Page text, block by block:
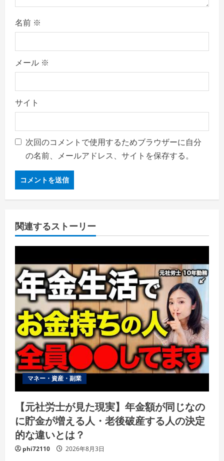
名前 ※
メール ※
サイト
次回のコメントで使用するためブラウザーに自分
の名前、メールアドレス、サイトを保存する。
関連するストーリー
マネー・資産・副業
【元社労士が見た現実】年金額が同じなの
に貯金が増える人・老後破産する人の決定
的な違いとは？
phi72110 2026年8月3日